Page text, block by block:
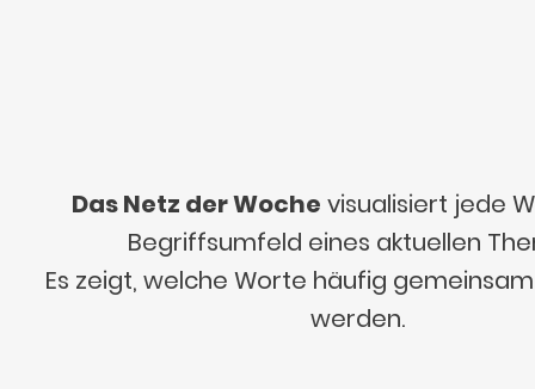
Das Netz der Woche visualisiert jede
Begriffsumfeld eines aktuellen
Es zeigt, welche Worte häufig
werden.